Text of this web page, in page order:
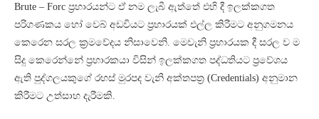
Brute – Forc ප්‍රහාරයන්ට ඒ නම ලැබී ඇත්තේ එහි දී ඉලක්කගත
පරිගණකය හෝ වෙබ් අඩවියට ප්‍රහාරයක් එල්ල කිරීමට අනුගමනය
කෙරෙන සරල ක්‍රමවේදය නිසාවෙනි. මෙවැනි ප්‍රහාරයක දී සරල ව ම
සිදු කෙරෙන්නේ ප්‍රහාරකයා විසින් ඉලක්කගත පද්ධතියට ප්‍රවේශය
ඇති පුද්ගලයකුගේ රහස් මුරපද වැනි අක්තපත්‍ර (Credentials) අනුමාන
කිරීමට උත්සාහ දැරීමකි.